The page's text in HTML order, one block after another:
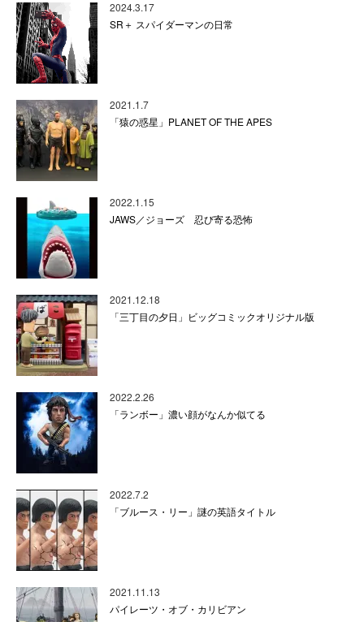
2024.3.17
SR＋ スパイダーマンの日常
2021.1.7
「猿の惑星」PLANET OF THE APES
2022.1.15
JAWS／ジョーズ 忍び寄る恐怖
2021.12.18
「三丁目の夕日」ビッグコミックオリジナル版
2022.2.26
「ランボー」濃い顔がなんか似てる
2022.7.2
「ブルース・リー」謎の英語タイトル
2021.11.13
パイレーツ・オブ・カリビアン